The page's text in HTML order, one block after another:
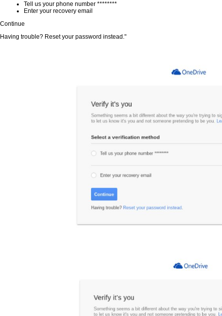
Tell us your phone number ********
Enter your recovery email
Continue
Having trouble? Reset your password instead."